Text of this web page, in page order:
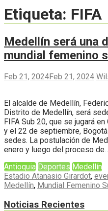
Etiqueta: FIFA
Medellín será una
mundial femenino
Feb 21, 2024Feb 21, 2024
El alcalde de Medellín,
Distrito de Medellín, será
FIFA Sub 20, que se jugará
y el 22 de septiembre,
sedes. La postulación de
enero y luego del proceso
Antioquia Deportes Medellín
Estadio Atanasio Girardot,
Medellín, Mundial Femenino
Noticias Recientes